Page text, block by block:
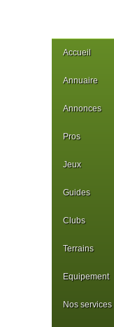
Accueil
Annuaire
Annonces
Pros
Jeux
Guides
Clubs
Terrains
Equipement
Nos services